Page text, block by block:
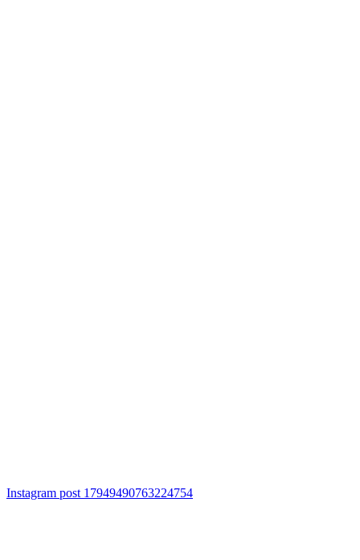
Instagram post 17949490763224754